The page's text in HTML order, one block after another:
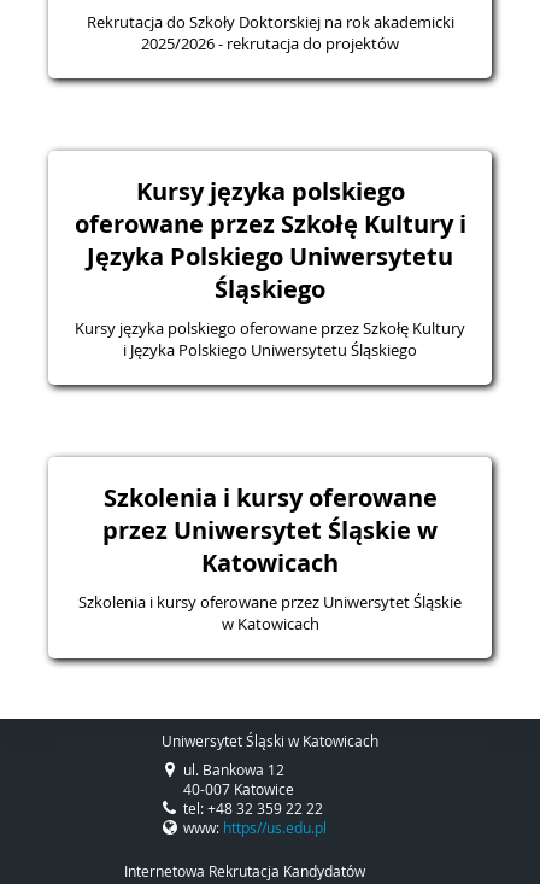
Rekrutacja do Szkoły Doktorskiej na rok akademicki
2025/2026 - rekrutacja do projektów
Kursy języka polskiego
oferowane przez Szkołę Kultury i
Języka Polskiego Uniwersytetu
Śląskiego
Kursy języka polskiego oferowane przez Szkołę Kultury
i Języka Polskiego Uniwersytetu Śląskiego
Szkolenia i kursy oferowane
przez Uniwersytet Śląskie w
Katowicach
Szkolenia i kursy oferowane przez Uniwersytet Śląskie
w Katowicach
Uniwersytet Śląski w Katowicach
ul. Bankowa 12
40-007 Katowice
tel: +48 32 359 22 22
www: https//us.edu.pl
Internetowa Rekrutacja Kandydatów